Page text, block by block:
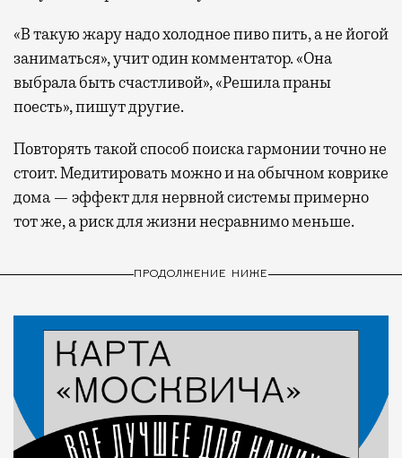
«В такую жару надо холодное пиво пить, а не йогой
заниматься», учит один комментатор. «Она
выбрала быть счастливой», «Решила праны
поесть», пишут другие.
Повторять такой способ поиска гармонии точно не
стоит. Медитировать можно и на обычном коврике
дома — эффект для нервной системы примерно
тот же, а риск для жизни несравнимо меньше.
ПРОДОЛЖЕНИЕ НИЖЕ